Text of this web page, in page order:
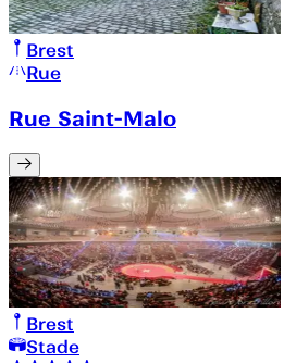
Brest
Rue
Rue Saint-Malo
Brest
Stade